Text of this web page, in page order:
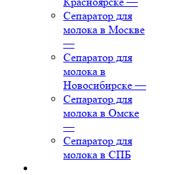
Сепаратор для
молока в Москве
—
Сепаратор для
молока в
Новосибирске —
Сепаратор для
молока в Омске
—
Сепаратор для
молока в СПБ